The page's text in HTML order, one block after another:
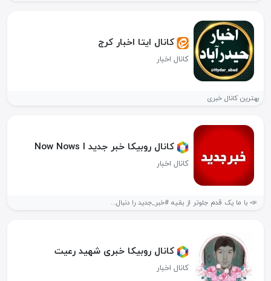
کانال ایتا اخبار کرج
کانال اخبار
بهترین کانال خبری
کانال روبیکا خبر جدید Now Nows l
کانال اخبار
‌‌ 📣 با ما یک قدم جلوتر از بقیه #خبر_جدید را دنبال...
کانال روبیکا خبری شهید رعیت
کانال اخبار